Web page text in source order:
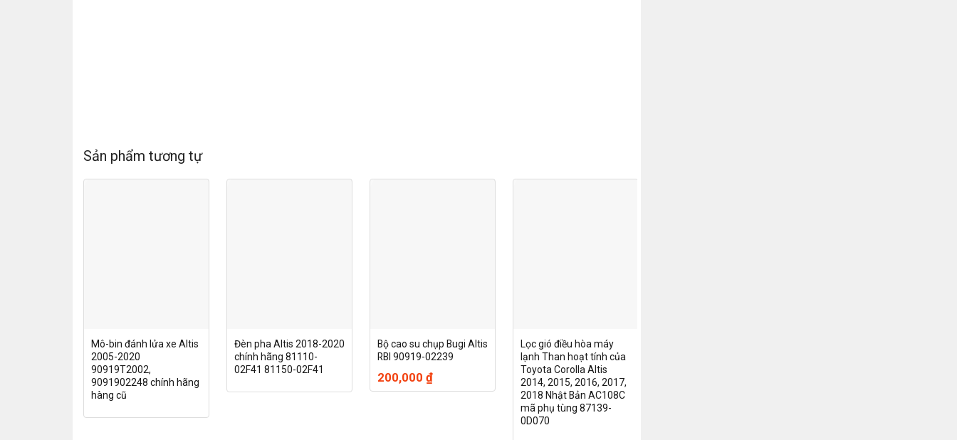
Sản phẩm tương tự
Mô-bin đánh lửa xe Altis
2005-2020
90919T2002,
9091902248 chính hãng
hàng cũ
Đèn pha Altis 2018-2020
chính hãng 81110-
02F41 81150-02F41
Bộ cao su chụp Bugi Altis
RBI 90919-02239
200,000 ₫
Lọc gió điều hòa máy
lạnh Than hoạt tính của
Toyota Corolla Altis
2014, 2015, 2016, 2017,
2018 Nhật Bản AC108C
mã phụ tùng 87139-
0D070